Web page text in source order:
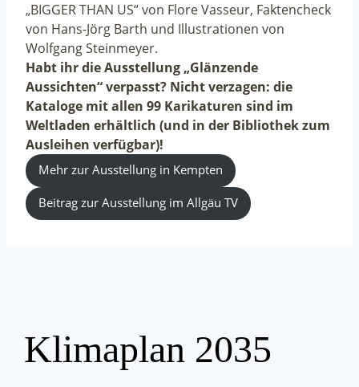
„BIGGER THAN US“ von Flore Vasseur, Faktencheck
von Hans-Jörg Barth und Illustrationen von
Wolfgang Steinmeyer.
Habt ihr die Ausstellung „Glänzende
Aussichten“ verpasst? Nicht verzagen: die
Kataloge mit allen 99 Karikaturen sind im
Weltladen erhältlich (und in der Bibliothek zum
Ausleihen verfügbar)!
Mehr zur Ausstellung in Kempten
Beitrag zur Ausstellung im Allgäu TV
Klimaplan 2035